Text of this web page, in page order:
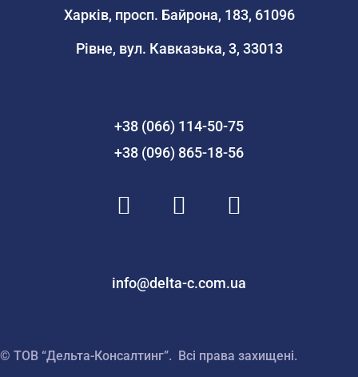
Харків, просп. Байрона, 183, 61096
Рівне, вул. Кавказька, 3, 33013
info@delta-c.com.ua
+38 (066) 114-50-75
+38 (096) 865-18-56
© ТОВ “Дельта-Консалтинг”. Всі права захищені.